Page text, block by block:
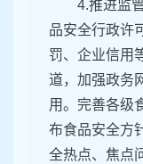
4.推进监
品安全行政许
罚、企业信用
道，加强政务
用。完善各级
布食品安全方
全热点、焦点